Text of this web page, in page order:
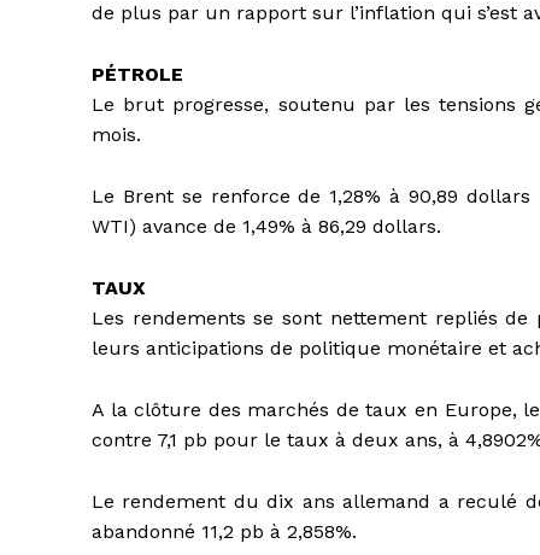
de plus par un rapport sur l’inflation qui s’est
PÉTROLE
Le brut progresse, soutenu par les tensions
mois.
Le Brent se renforce de 1,28% à 90,89
WTI) avance de 1,49% à 86,29 dollars.
TAUX
Les rendements se sont nettement repliés de
leurs anticipations de politique monétaire et
A la clôture des marchés de taux en Europe,
contre 7,1 pb pour le taux à deux ans, à
Le rendement du dix ans allemand a reculé
abandonné 11,2 pb à 2,858%.